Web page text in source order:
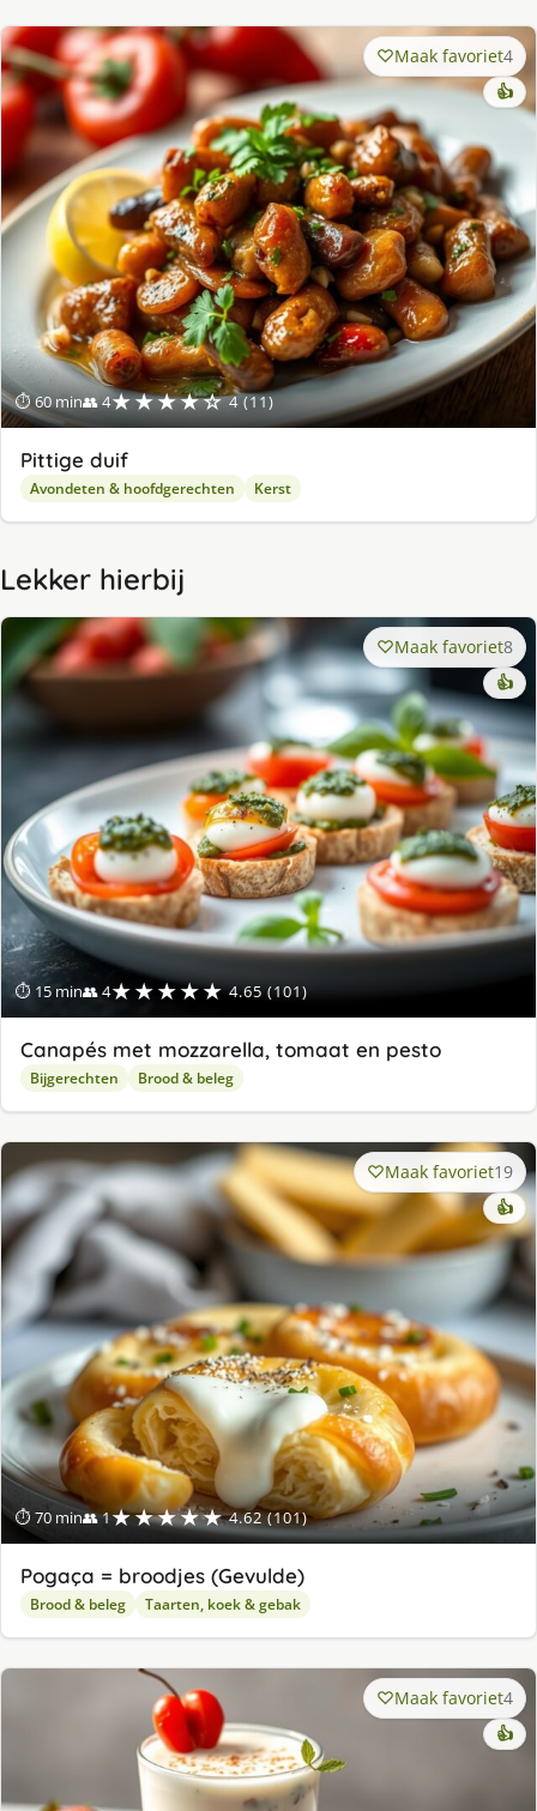
⏱ 60 min👥 4★★★★☆ 4 (11)
Maak favoriet4
👍
Pittige duif
Avondeten & hoofdgerechten Kerst
Lekker hierbij
⏱ 15 min👥 4★★★★★ 4.65 (101)
Maak favoriet8
👍
Canapés met mozzarella, tomaat en pesto
Bijgerechten Brood & beleg
⏱ 70 min👥 1★★★★★ 4.62 (101)
Maak favoriet19
👍
Pogaça = broodjes (Gevulde)
Brood & beleg Taarten, koek & gebak
Maak favoriet4
👍